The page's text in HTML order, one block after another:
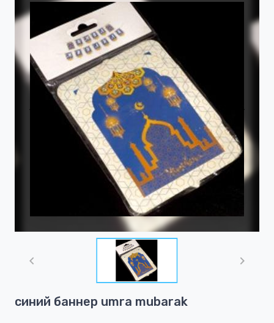
1
синий баннер umra mubarak